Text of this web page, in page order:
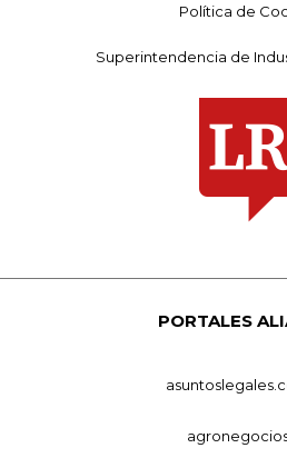
Política de
Superintendencia de
PORTALES